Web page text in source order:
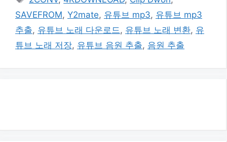
리
그
SAVEFROM, Y2mate, 유튜브 mp3, 유튜브 mp3
추출, 유튜브 노래 다운로드 , 유튜브 노래 변환, 유
튜브 노래 저장, 유튜브 음원 추출, 음원 추출